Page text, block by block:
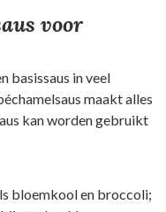
voor
basissaus in veel
maakt alles
kan worden gebruikt
bloemkool en broccoli;